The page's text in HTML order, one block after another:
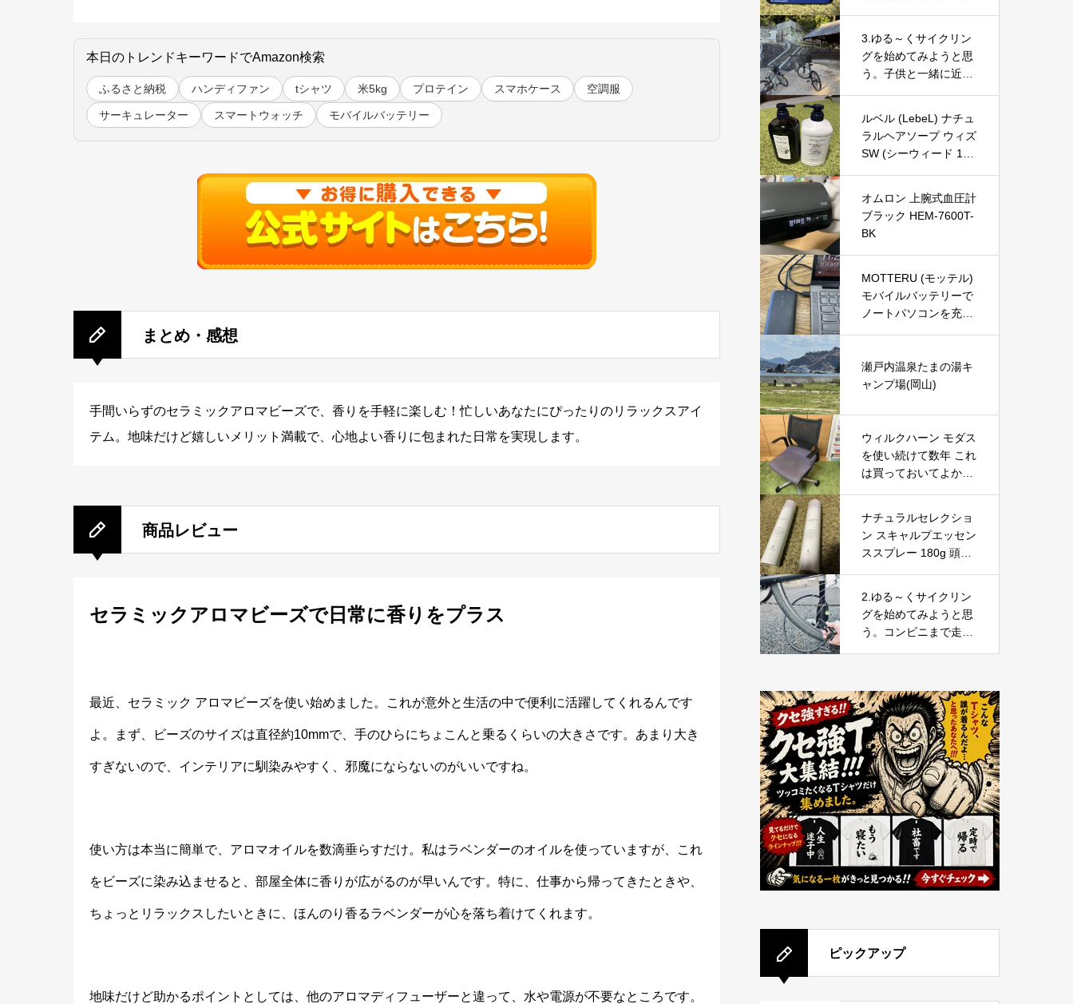
本日のトレンドキーワードでAmazon検索
ふるさと納税 ハンディファン tシャツ 米5kg プロテイン スマホケース 空調服
サーキュレーター スマートウォッチ モバイルバッテリー
まとめ・感想
手間いらずのセラミックアロマビーズで、香りを手軽に楽しむ！忙しいあなたにぴったりのリラックスアイ
テム。地味だけど嬉しいメリット満載で、心地よい香りに包まれた日常を実現します。
商品レビュー
セラミックアロマビーズで日常に香りをプラス
最近、セラミック アロマビーズを使い始めました。これが意外と生活の中で便利に活躍してくれるんです
よ。まず、ビーズのサイズは直径約10mmで、手のひらにちょこんと乗るくらいの大きさです。あまり大き
すぎないので、インテリアに馴染みやすく、邪魔にならないのがいいですね。
使い方は本当に簡単で、アロマオイルを数滴垂らすだけ。私はラベンダーのオイルを使っていますが、これ
をビーズに染み込ませると、部屋全体に香りが広がるのが早いんです。特に、仕事から帰ってきたときや、
ちょっとリラックスしたいときに、ほんのり香るラベンダーが心を落ち着けてくれます。
地味だけど助かるポイントとしては、他のアロマディフューザーと違って、水や電源が不要なところです。
な小型ポータブル電源
を徹底レビュー
3.ゆる～くサイクリン
グを始めてみようと思
う。子供と一緒に近所
ルベル (LebeL) ナチュ
ラルヘアソープ ウィズ
SW (シーウィード 100
RP (ライスプロテイン
980g) の口コミ・評判
を徹底レビュー｜使用
感やおすすめな人を解
説
オムロン 上腕式血圧計
ブラック HEM-7600T-
BK
MOTTERU (モッテル)
モバイルバッテリーで
ノートパソコンを充電
瀬戸内温泉たまの湯キ
ャンプ場(岡山)
ウィルクハーン モダス
を使い続けて数年 これ
は買っておいてよかっ
ナチュラルセレクショ
ン スキャルプエッセン
ススプレー 180g 頭皮
手軽に頭皮と肌をリフ
レッシュ
2.ゆる～くサイクリン
グを始めてみようと思
う。コンビニまで走っ
ピックアップ